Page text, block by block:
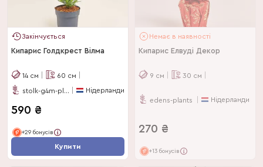
Закінчується
Кипарис Голдкрест Вілма
14 см 60 см
stolk-g4m-plants Нідерланди
590 ₴
+29 бонусів
Купити
Немає в наявності
Кипарис Елвуді Декор
9 см 30 см
edens-plants Нідерланди
270 ₴
+13 бонусів